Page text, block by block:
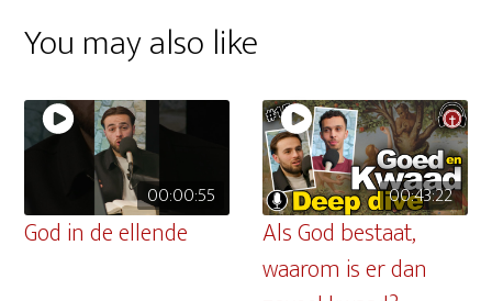
You may also like
00:00:55
God in de ellende
00:43:22
Als God bestaat,
waarom is er dan